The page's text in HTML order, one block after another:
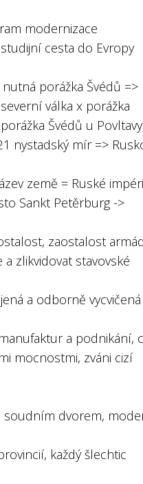
modernizace
cesta do Evropy
porážka Švédů =>
válka x porážka
Švédů u
nystadský mír =>
země = Ruské
Sankt Petěrburg ->
zaostalost
zlikvidovat stavovské
a odborně vycvičená
a podnikání,
mocnostmi, zváni cizí
soudním dvorem,
každý šlechtic